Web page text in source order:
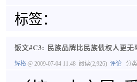
标签：
饭文#C3: 民族品牌比民族债权人更无
辉格 @ 2009-07-04 11:48 阅读(2,926) 评论 分类